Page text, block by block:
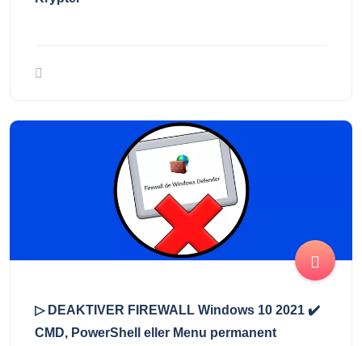
▷ DEAKTIVER FIREWALL Windows 10 2021 ✔️
CMD, PowerShell eller Menu permanent